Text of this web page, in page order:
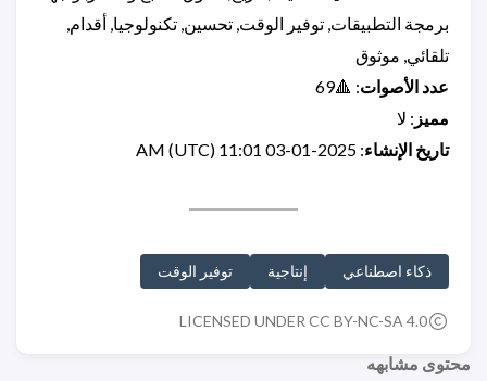
برمجة التطبيقات, توفير الوقت, تحسين, تكنولوجيا, أقدام,
تلقائي, موثوق
عدد الأصوات: 🔺69
مميز : لا
تاريخ الإنشاء: 2025-01-03 11:01 AM (UTC)
ذكاء اصطناعي إنتاجية توفير الوقت
LICENSED UNDER CC BY-NC-SA 4.0
محتوى مشابهه